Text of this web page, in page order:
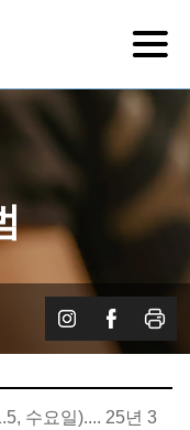
수요일).... 25년 3